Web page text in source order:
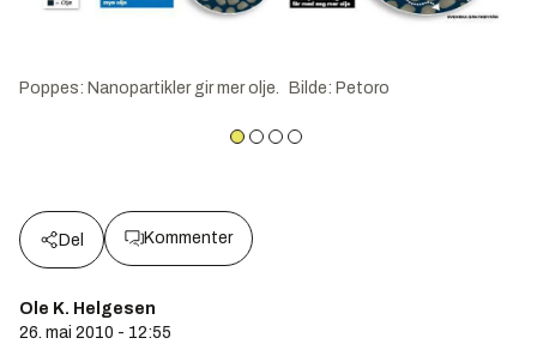
Poppes: Nanopartikler gir mer olje. Bilde: Petoro
Del Kommenter
Ole K. Helgesen
26. mai 2010 - 12:55